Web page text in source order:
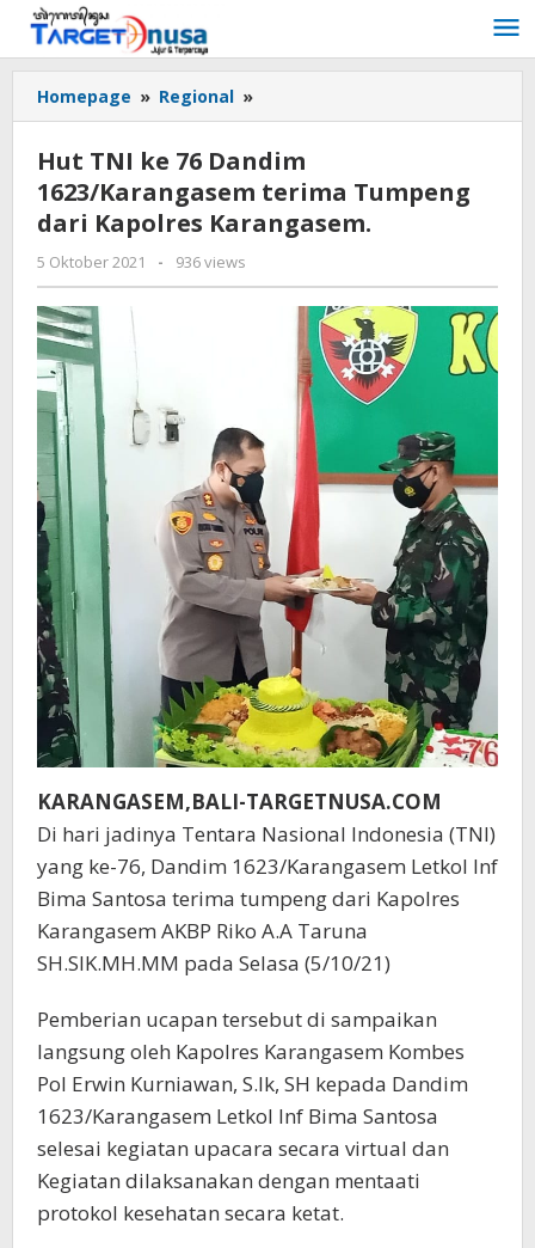
Lewati
konten
Homepage » Regional »
TNI
76
Dandim
1623/Karangasem
terima
dari
Kapolres
Karangasem.
</strong>
Hut TNI ke 76 Dandim
1623/Karangasem terima Tumpeng
dari Kapolres Karangasem.
5 Oktober 2021
oleh
targetnusa
- 936 views
KARANGASEM,BALI-TARGETNUSA.COM
Di hari jadinya Tentara Nasional Indonesia (TNI)
yang ke-76, Dandim 1623/Karangasem Letkol Inf
Bima Santosa terima tumpeng dari Kapolres
Karangasem AKBP Riko A.A Taruna
SH.SIK.MH.MM pada Selasa (5/10/21)
Pemberian ucapan tersebut di sampaikan
langsung oleh Kapolres Karangasem Kombes
Pol Erwin Kurniawan, S.Ik, SH kepada Dandim
1623/Karangasem Letkol Inf Bima Santosa
selesai kegiatan upacara secara virtual dan
Kegiatan dilaksanakan dengan mentaati
protokol kesehatan secara ketat.